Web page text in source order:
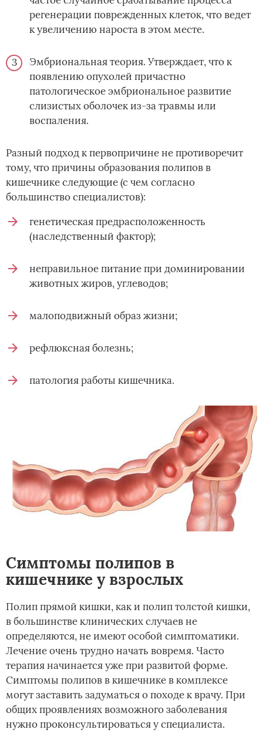
регенерации поврежденных клеток, что ведет
к увеличению нароста в этом месте.
Эмбриональная теория. Утверждает, что к
появлению опухолей причастно
патологическое эмбриональное развитие
слизистых оболочек из-за травмы или
воспаления.
Разный подход к первопричине не противоречит
тому, что причины образования полипов в
кишечнике следующие (с чем согласно
большинство специалистов):
генетическая предрасположенность
(наследственный фактор);
неправильное питание при доминировании
животных жиров, углеводов;
малоподвижный образ жизни;
рефлюксная болезнь;
патология работы кишечника.
Симптомы полипов в
кишечнике у взрослых
Полип прямой кишки, как и полип толстой кишки,
в большинстве клинических случаев не
определяются, не имеют особой симптоматики.
Лечение очень трудно начать вовремя. Часто
терапия начинается уже при развитой форме.
Симптомы полипов в кишечнике в комплексе
могут заставить задуматься о походе к врачу. При
общих проявлениях возможного заболевания
нужно проконсультироваться у специалиста.